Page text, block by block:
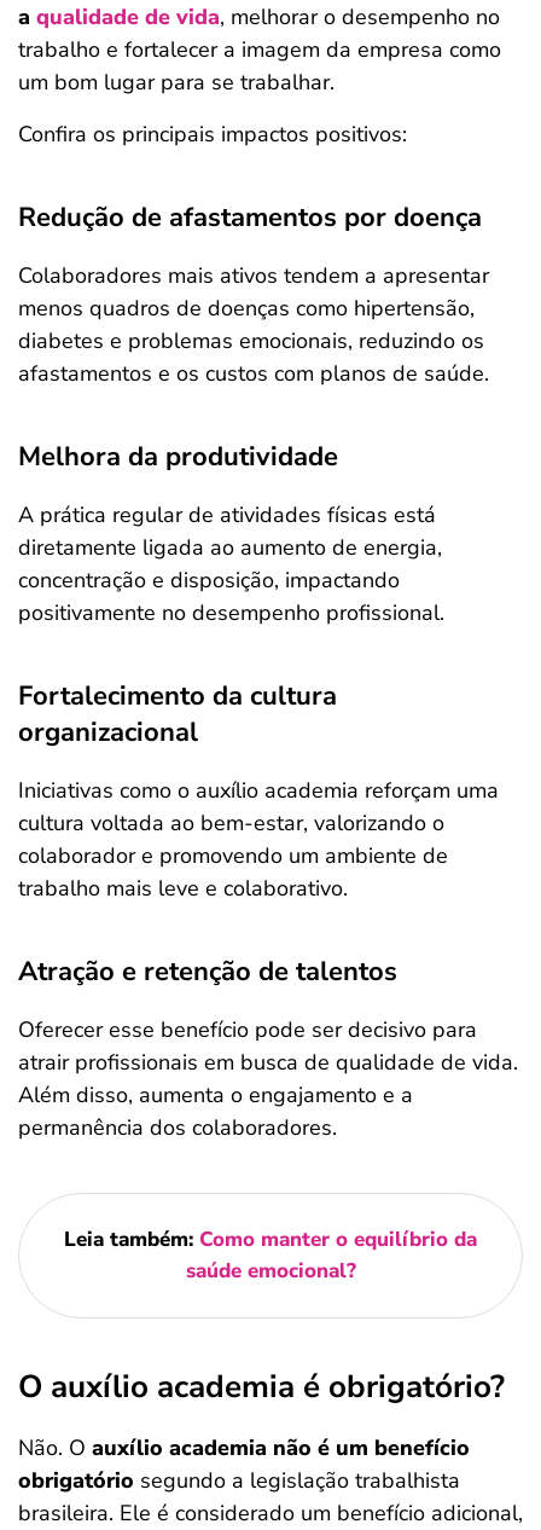
a qualidade de vida, melhorar o desempenho no
trabalho e fortalecer a imagem da empresa como
um bom lugar para se trabalhar.
Confira os principais impactos positivos:
Redução de afastamentos por doença
Colaboradores mais ativos tendem a apresentar
menos quadros de doenças como hipertensão,
diabetes e problemas emocionais, reduzindo os
afastamentos e os custos com planos de saúde.
Melhora da produtividade
A prática regular de atividades físicas está
diretamente ligada ao aumento de energia,
concentração e disposição, impactando
positivamente no desempenho profissional.
Fortalecimento da cultura
organizacional
Iniciativas como o auxílio academia reforçam uma
cultura voltada ao bem-estar, valorizando o
colaborador e promovendo um ambiente de
trabalho mais leve e colaborativo.
Atração e retenção de talentos
Oferecer esse benefício pode ser decisivo para
atrair profissionais em busca de qualidade de vida.
Além disso, aumenta o engajamento e a
permanência dos colaboradores.
Leia também: Como manter o equilíbrio da
saúde emocional?
O auxílio academia é obrigatório?
Não. O auxílio academia não é um benefício
obrigatório segundo a legislação trabalhista
brasileira. Ele é considerado um benefício adicional,